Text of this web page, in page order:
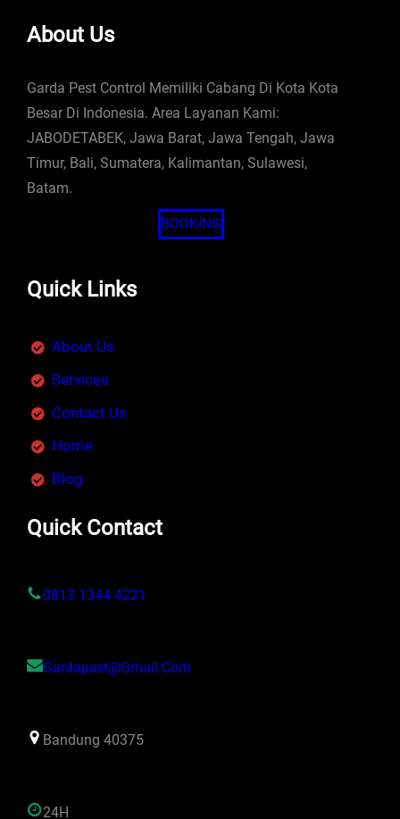
About Us
Garda Pest Control Memiliki Cabang Di Kota Kota
Besar Di Indonesia. Area Layanan Kami:
JABODETABEK, Jawa Barat, Jawa Tengah, Jawa
Timur, Bali, Sumatera, Kalimantan, Sulawesi,
Batam.
BOOKING
Quick Links
About Us
Services
Contact Us
Home
Blog
Quick Contact
0813 1344 4221
Gardapest@gmail.com
Bandung 40375
24H